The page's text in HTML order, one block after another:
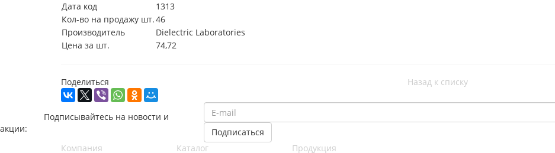
Дата код
1313
Кол-во на продажу шт.46
Производитель
Dielectric Laboratories
Цена за шт.
74,72
Поделиться Назад к списку
Подписывайтесь на новости и
акции:
Компания
Каталог
Продукция